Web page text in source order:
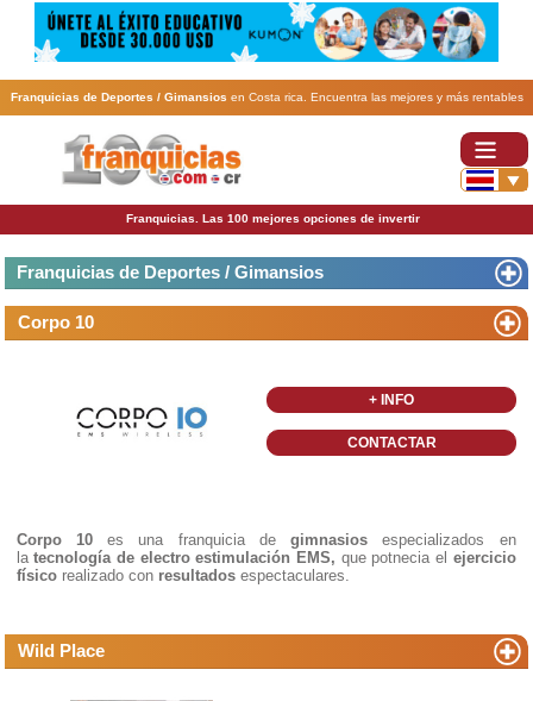
Franquicias de Deportes / Gimansios en Costa rica. Encuentra las mejores y más rentables
franquicias de Deportes / Gimansios . Abre tu negocio a través de una franquicia barata,
rentable y segura.
Franquicias. Las 100 mejores opciones de invertir
Franquicias de Deportes / Gimansios
Corpo 10
+ INFO
CONTACTAR
Corpo 10 es una franquicia de gimnasios especializados en
la tecnología de electro estimulación EMS, que potnecia el ejercicio
físico realizado con resultados espectaculares.
Wild Place